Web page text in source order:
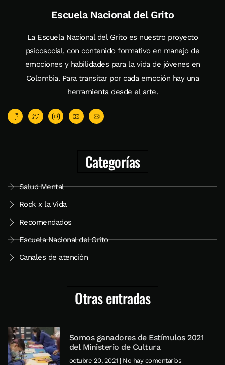
Escuela Nacional del Grito
La Escuela Nacional del Grito es nuestro proyecto
psicosocial, con contenido formativo en manejo de
emociones y habilidades para la vida de jóvenes en
Colombia. Para transitar por cada emoción hay una
herramienta desde el arte.
Categorías
Salud Mental
Rock x la Vida
Recomendados
Escuela Nacional del Grito
Canales de atención
Otras entradas
Somos ganadores de Estímulos 2021
del Ministerio de Cultura
octubre 20, 2021 No hay comentarios